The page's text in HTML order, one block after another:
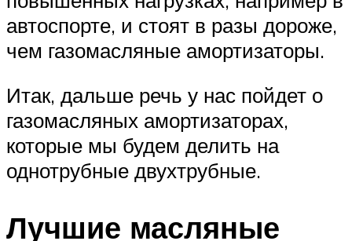
автоспорте, и стоят в разы дороже,
чем газомасляные амортизаторы.
Итак, дальше речь у нас пойдет о
газомасляных амортизаторах,
которые мы будем делить на
однотрубные двухтрубные.
Лучшие масляные